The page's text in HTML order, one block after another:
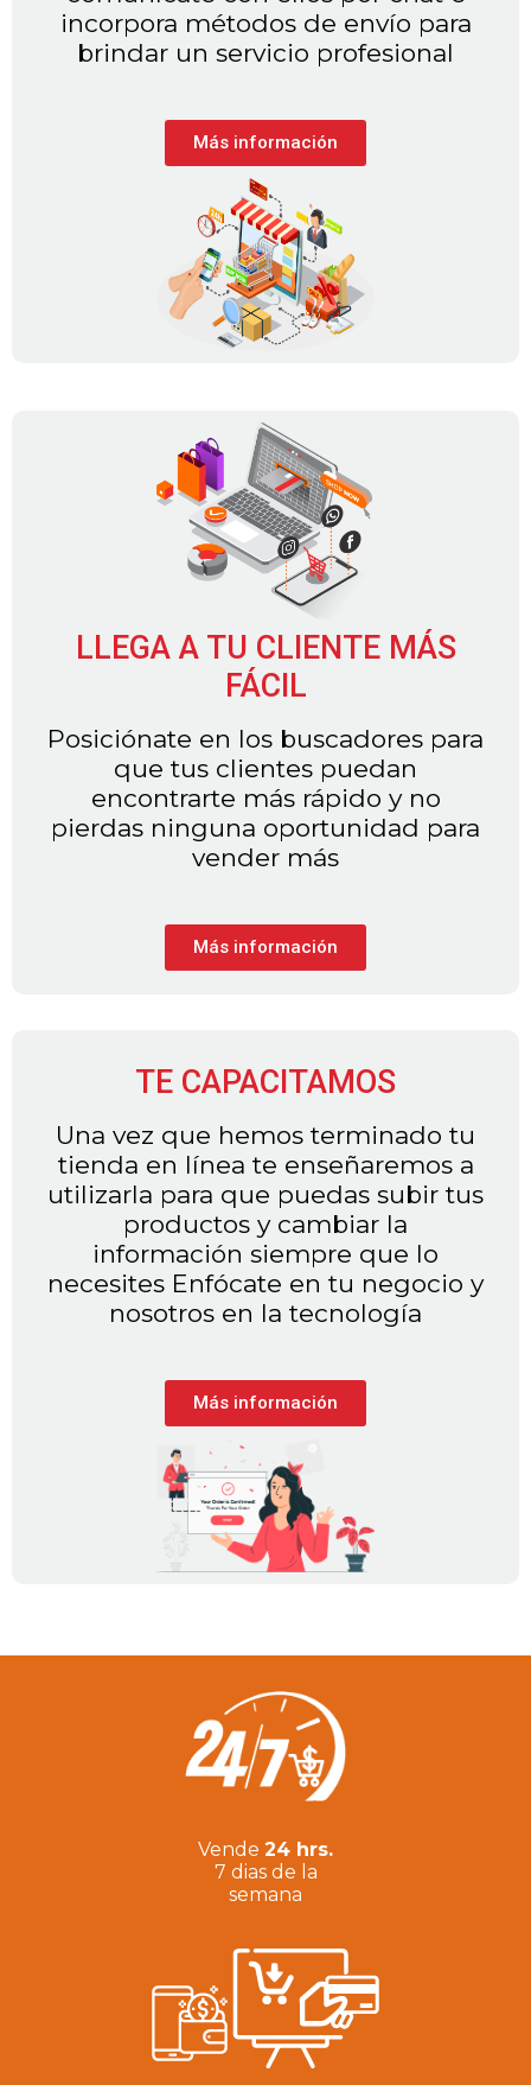
incorpora métodos de envío para
brindar un servicio profesional
Más información
LLEGA A TU CLIENTE MÁS
FÁCIL
Posiciónate en los buscadores para
que tus clientes puedan
encontrarte más rápido y no
pierdas ninguna oportunidad para
vender más
Más información
TE CAPACITAMOS
Una vez que hemos terminado tu
tienda en línea te enseñaremos a
utilizarla para que puedas subir tus
productos y cambiar la
información siempre que lo
necesites Enfócate en tu negocio y
nosotros en la tecnología
Más información
Vende 24 hrs.
7 dias de la
semana